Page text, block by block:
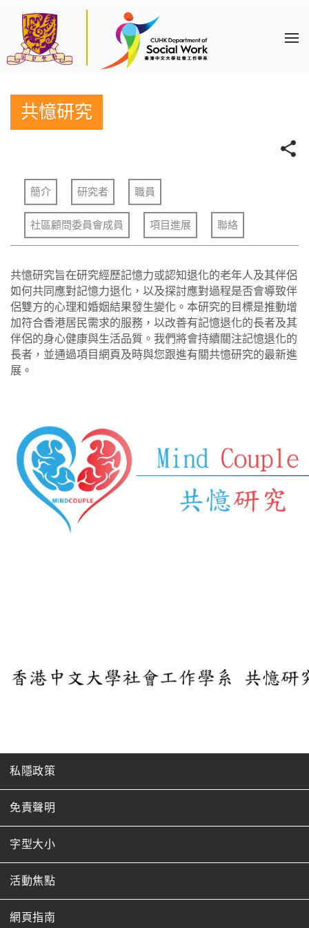
共憶研究
簡介 研究者 職員
社區顧問委員會成員 項目進展 聯絡
共憶研究旨在研究經歷記憶力或認知退化的老年人及其伴侶
如何共同應對記憶力退化，以及探討應對過程是否會導致伴
侶雙方的心理和婚姻結果發生變化。本研究的目標是推動增
加符合香港居民需求的服務，以改善有記憶退化的長者及其
伴侶的身心健康與生活品質。我們將會持續關注記憶退化的
長者，並通過項目網頁及時與您跟進有關共憶研究的最新進
展。
私隱政策
免責聲明
字型大小
活動焦點
網頁指南